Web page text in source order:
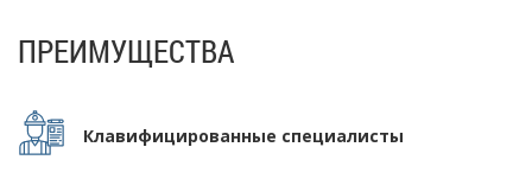
ПРЕИМУЩЕСТВА
Клавифицированные специалисты